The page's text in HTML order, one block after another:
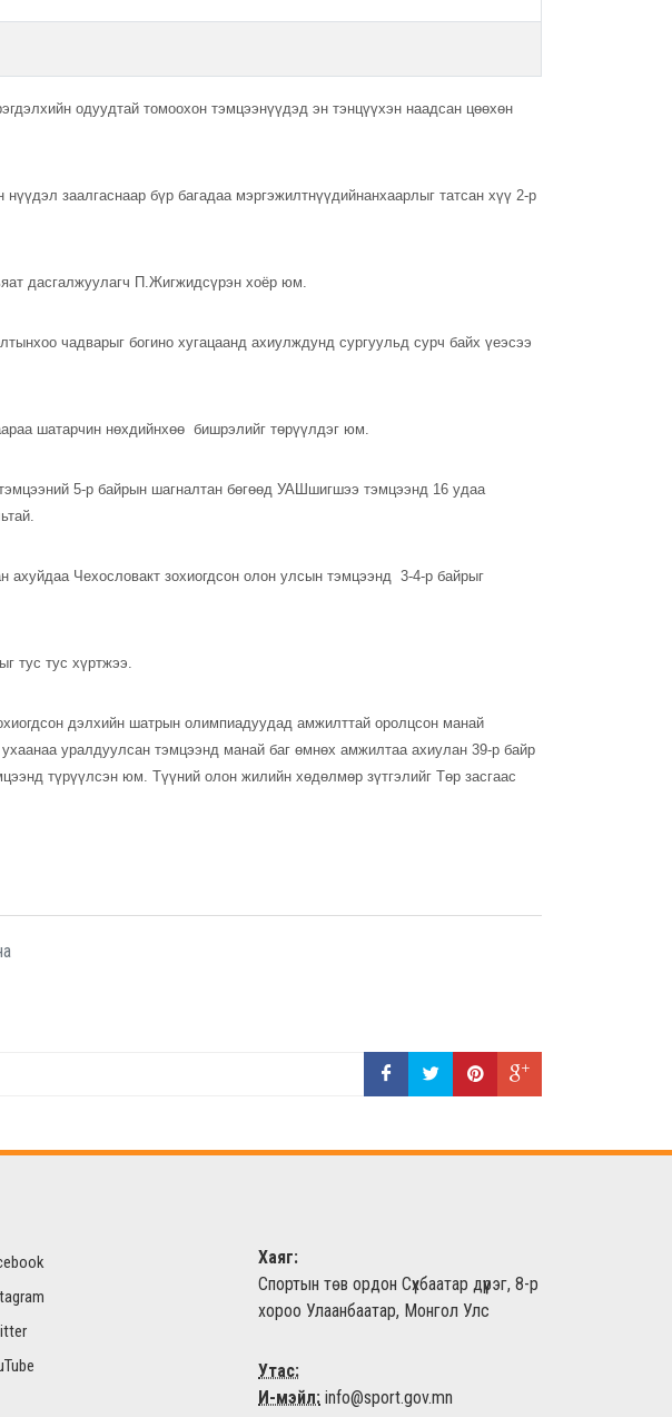
одуудтай томоохон тэмцээнүүдэд эн тэнцүүхэн наадсан цөөхөн
заалгаснаар бүр багадаа мэргэжилтнүүдийнанхаарлыг татсан хүү 2-р
дасгалжуулагч П.Жигжидсүрэн хоёр юм.
чадварыг богино хугацаанд ахиулждунд сургуульд сурч байх үеэсээ
шатарчин нөхдийнхөө бишрэлийг төрүүлдэг юм.
5-р байрын шагналтан бөгөөд УАШшигшээ тэмцээнд 16 удаа
Чехословакт зохиогдсон олон улсын тэмцээнд 3-4-р байрыг
тус тус хүртжээ.
дэлхийн шатрын олимпиадуудад амжилттай оролцсон манай
уралдуулсан тэмцээнд манай баг өмнөх амжилтаа ахиулан 39-р байр
түрүүлсэн юм. Түүний олон жилийн хөдөлмөр зүтгэлийг Төр засгаас
Хаяг:
Спортын төв ордон Сүхбаатар дүүрэг, 8-р
хороо Улаанбаатар, Монгол Улс
Утас:
И-мэйл: info@sport.gov.mn